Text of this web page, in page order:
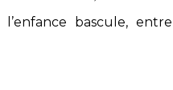
bascule, entre